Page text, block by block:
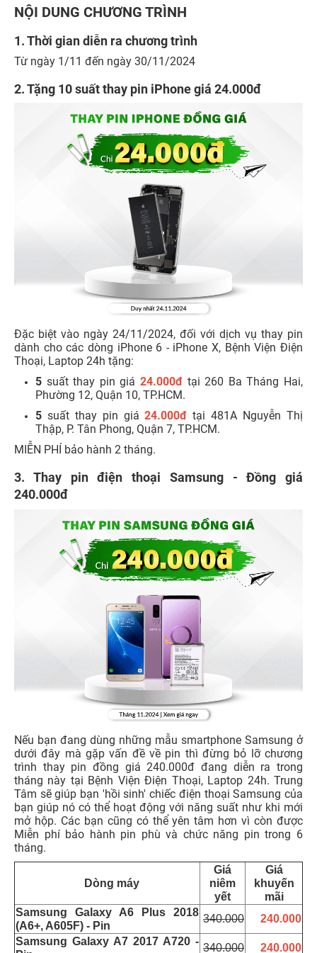
NỘI DUNG CHƯƠNG TRÌNH
1. Thời gian diễn ra chương trình
Từ ngày 1/11 đến ngày 30/11/2024
2. Tặng 10 suất thay pin iPhone giá 24.000đ
Đặc biệt vào ngày 24/11/2024, đối với dịch vụ thay pin
dành cho các dòng iPhone 6 - iPhone X, Bệnh Viện Điện
Thoại, Laptop 24h tặng:
5 suất thay pin giá 24.000đ tại 260 Ba Tháng Hai,
Phường 12, Quận 10, TP.HCM.
5 suất thay pin giá24.000đ tại 481A Nguyễn Thị
Thập, P. Tân Phong, Quận 7, TP.HCM.
MIỄN PHÍ bảo hành 2 tháng.
3. Thay pin điện thoại Samsung - Đồng giá
240.000đ
Nếu bạn đang dùng những mẫu smartphone Samsung ở
dưới đây mà gặp vấn đề về pin thì đừng bỏ lỡ chương
trình thay pin đồng giá 240.000đ đang diễn ra trong
tháng này tại Bệnh Viện Điện Thoại, Laptop 24h. Trung
Tâm sẽ giúp bạn 'hồi sinh' chiếc điện thoại Samsung của
bạn giúp nó có thể hoạt động với năng suất như khi mới
mở hộp. Các bạn cũng có thể yên tâm hơn vì còn được
Miễn phí bảo hành pin phù và chức năng pin trong 6
tháng.
Dòng máy
Giá
niêm
yết
Giá
khuyến
mãi
Samsung Galaxy A6 Plus 2018
(A6+, A605F) - Pin
340.000
240.000
Samsung Galaxy A7 2017 A720 -
340.000 240.000